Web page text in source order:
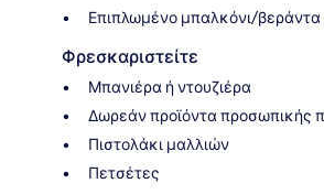
Επιπλωμένο μπαλκόνι/βεράντα
Φρεσκαριστείτε
Μπανιέρα ή ντουζιέρα
Δωρεάν προϊόντα προσωπικής
Πιστολάκι μαλλιών
Πετσέτες